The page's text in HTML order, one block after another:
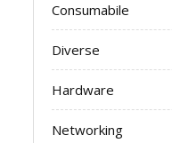
Consumabile
Diverse
Hardware
Networking